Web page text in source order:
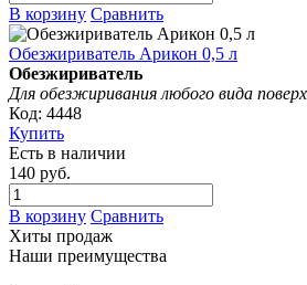
В корзину Сравнить
Обезжириватель Арикон 0,5 л
Обезжириватель
Для обезжиривания любого вида
Код: 4448
Купить
Есть в наличии
140 руб.
В корзину Сравнить
Хиты продаж
Наши преимущества